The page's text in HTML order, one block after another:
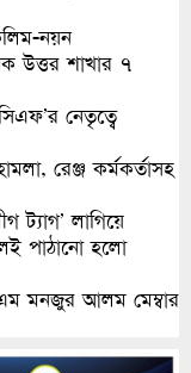
নয়ন
উত্তর শাখার ৭
নেতৃত্বে
রেঞ্জ কর্মকর্তাসহ
ট্যাগ’ লাগিয়ে
পাঠানো হলো
এম মনজুর আলম মেম্বার